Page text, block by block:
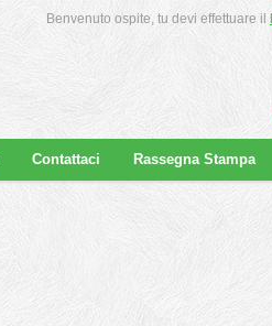
Benvenuto ospite, tu devi effettuare il
Contattaci Rassegna Stampa